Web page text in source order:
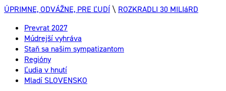
ÚPRIMNE, ODVÁŽNE, PRE ĽUDÍ \ ROZKRADLI 30 MILIáRD
Prevrat 2027
Múdrejší vyhráva
Staň sa našim sympatizantom
Regióny
Ľudia v hnutí
Mladí SLOVENSKO